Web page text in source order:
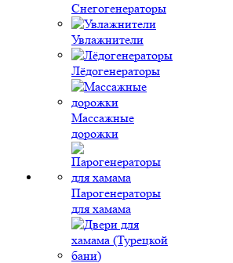
Снегогенераторы
Увлажнители
Лёдогенераторы
Массажные
дорожки
Парогенераторы
для хамама